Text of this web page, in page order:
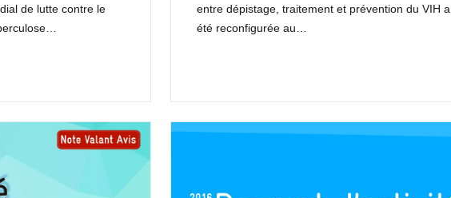
de lutte contre le
entre dépistage, traitement et prévention du VIH a
été reconfigurée au…